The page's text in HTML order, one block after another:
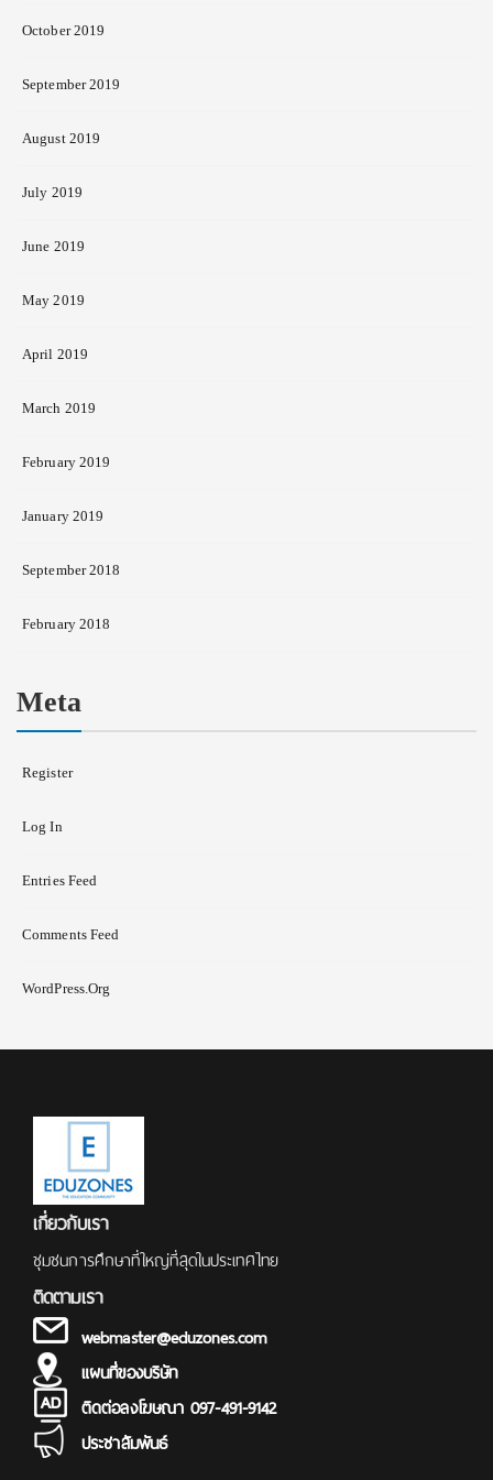
October 2019
September 2019
August 2019
July 2019
June 2019
May 2019
April 2019
March 2019
February 2019
January 2019
September 2018
February 2018
Meta
Register
Log In
Entries Feed
Comments Feed
WordPress.org
เกี่ยวกับเรา
ชุมชนการศึกษาที่ใหญ่ที่สุดในประเทศไทย
ติดตามเรา
webmaster@eduzones.com
แผนที่ของบริษัท
ติดต่อลงโฆษณา 097-491-9142
ประชาสัมพันธ์